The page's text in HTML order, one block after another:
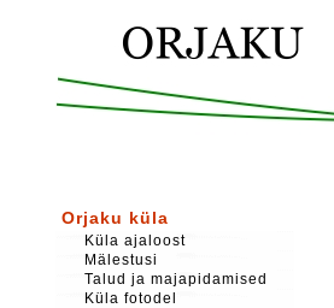
Orjaku küla
Küla ajaloost
Mälestusi
Talud ja majapidamised
Küla fotodel